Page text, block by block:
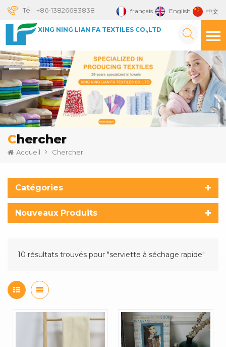
français English 中文
Tél : +86-13826683838
XING NING LIAN FA TEXTILES CO.,LTD
Chercher
Accueil Chercher
Catégories
Nouveaux Produits
10 résultats trouvés pour "serviette à séchage rapide"